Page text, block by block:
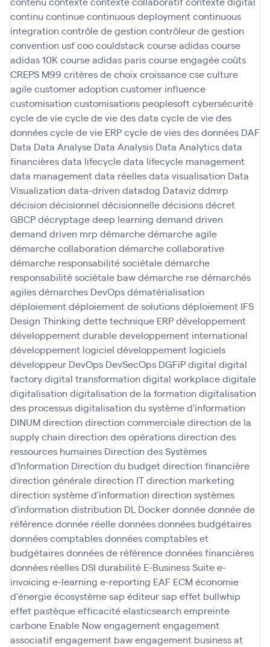
continu continuecontinuous deploymentcontinuous
integration contrôle de gestion contrôleur de gestion
convention usfcoocouldstack course adidascourse
adidas 10K course adidas pariscourse engagéecoûts
CREPS M99 critères de choix croissancecseculture
agilecustomer adoption customer influence
customisation customisations peoplesoftcybersécurité
cycle de viecycle de vie des data cycle de vie des
donnéescycle de vie ERPcycle de vies des données DAF
Data Data Analyse Data Analysis Data Analyticsdata
financièresdata lifecycledata lifecycle management
data managementdata réellesdata visualisation Data
Visualization data-driven datadog Datavizddmrp
décision décisionnel décisionnelledécisionsdécret
GBCPdécryptagedeep learning demand driven
demand driven mrp démarchedémarche agile
démarche collaboration démarche collaborative
démarche responsabilité sociétaledémarche
responsabilité sociétale bawdémarche rsedémarchés
agilesdémarches DevOpsdématérialisation
déploiementdéploiement de solutionsdéploiement IFS
Design Thinking dette technique ERPdéveloppement
développement durabledeveloppement international
développement logiciel développement logiciels
développeur DevOps DevSecOps DGFiPdigital digital
factorydigital transformation digital workplacedigitale
digitalisation digitalisation de la formation digitalisation
des processusdigitalisation du système d'information
DINUMdirection direction commercialedirection de la
supply chain direction des opérationsdirection des
ressources humaines Direction des Systèmes
d'Information Direction du budgetdirection financière
direction généraledirection ITdirection marketing
direction système d'information direction systèmes
d'information distribution DL Dockerdonnéedonnée de
référencedonnée réelledonnéesdonnées budgétaires
données comptablesdonnées comptables et
budgétairesdonnées de référencedonnées financières
données réelles DSI durabilité E-Business Suitee-
invoicing e-learning e-reporting EAF ECMéconomie
d'énergieécosystème sap éditeur sap effet bullwhip
effet pastèqueefficacitéelasticsearchempreinte
carbone Enable Nowengagementengagement
associatifengagement bawengagement business at